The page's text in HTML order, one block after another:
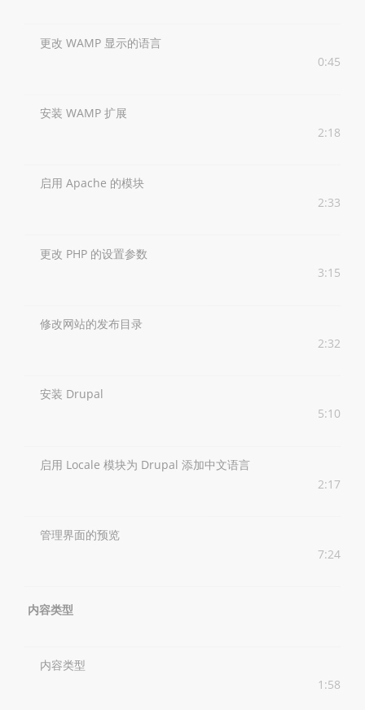
更改 WAMP 显示的语言
0:45
安装 WAMP 扩展
2:18
启用 Apache 的模块
2:33
更改 PHP 的设置参数
3:15
修改网站的发布目录
2:32
安装 Drupal
5:10
启用 Locale 模块为 Drupal 添加中文语言
2:17
管理界面的预览
7:24
内容类型
内容类型
1:58